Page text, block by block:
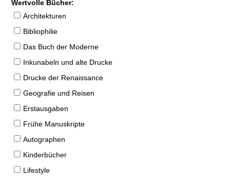
Wertvolle Bücher:
Architekturen
Bibliophilie
Das Buch der Moderne
Inkunabeln und alte Drucke
Drucke der Renaissance
Geografie und Reisen
Erstausgaben
Frühe Manuskripte
Autographen
Kinderbücher
Lifestyle